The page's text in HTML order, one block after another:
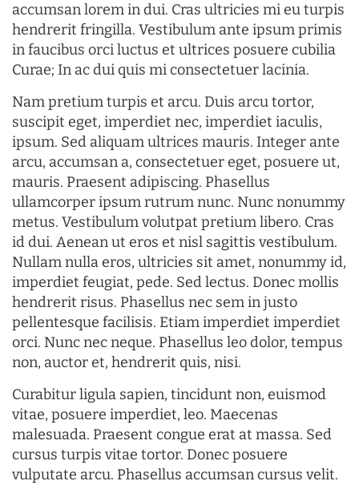
accumsan lorem in dui. Cras ultricies mi eu turpis
hendrerit fringilla. Vestibulum ante ipsum primis
in faucibus orci luctus et ultrices posuere cubilia
Curae; In ac dui quis mi consectetuer lacinia.
Nam pretium turpis et arcu. Duis arcu tortor,
suscipit eget, imperdiet nec, imperdiet iaculis,
ipsum. Sed aliquam ultrices mauris. Integer ante
arcu, accumsan a, consectetuer eget, posuere ut,
mauris. Praesent adipiscing. Phasellus
ullamcorper ipsum rutrum nunc. Nunc nonummy
metus. Vestibulum volutpat pretium libero. Cras
id dui. Aenean ut eros et nisl sagittis vestibulum.
Nullam nulla eros, ultricies sit amet, nonummy id,
imperdiet feugiat, pede. Sed lectus. Donec mollis
hendrerit risus. Phasellus nec sem in justo
pellentesque facilisis. Etiam imperdiet imperdiet
orci. Nunc nec neque. Phasellus leo dolor, tempus
non, auctor et, hendrerit quis, nisi.
Curabitur ligula sapien, tincidunt non, euismod
vitae, posuere imperdiet, leo. Maecenas
malesuada. Praesent congue erat at massa. Sed
cursus turpis vitae tortor. Donec posuere
vulputate arcu. Phasellus accumsan cursus velit.